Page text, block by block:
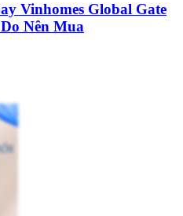
Vinhomes Global Gate
Nên Mua